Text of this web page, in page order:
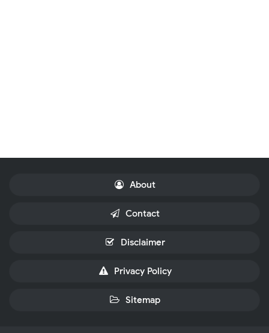
About
Contact
Disclaimer
Privacy Policy
Sitemap